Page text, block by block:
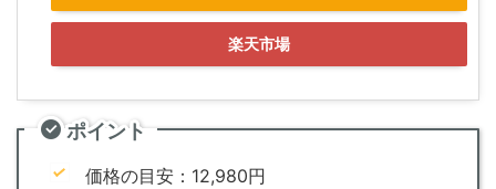
楽天市場
ポイント
価格の目安：12,980円